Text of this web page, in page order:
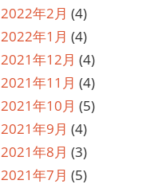
2022年2月 (4)
2022年1月 (4)
2021年12月 (4)
2021年11月 (4)
2021年10月 (5)
2021年9月 (4)
2021年8月 (3)
2021年7月 (5)